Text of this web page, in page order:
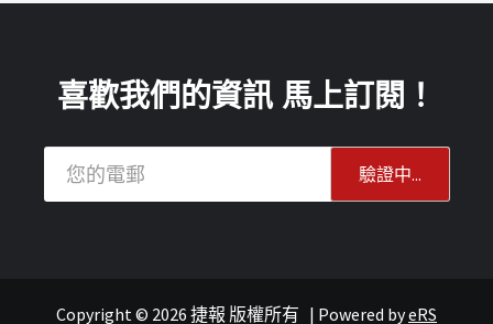
喜歡我們的資訊 馬上訂閱！
Copyright © 2026 捷報 版權所有 | Powered byeRS